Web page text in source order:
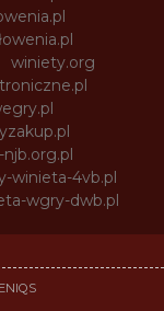
winiety.org
winieta-4vb.pl
wgry-dwb.pl